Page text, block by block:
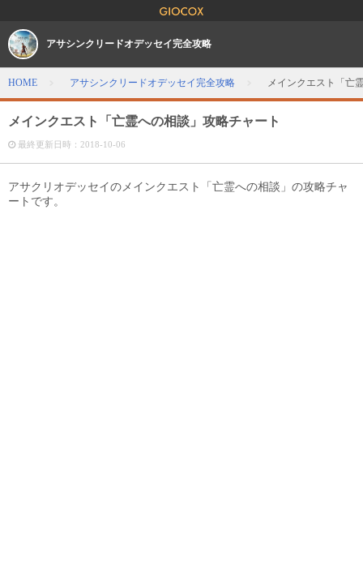
アサシンクリードオデッセイ完全攻略
HOME アサシンクリードオデッセイ完全攻略 メインクエスト「亡
メインクエスト「亡霊への相談」攻略チャート
最終更新日時： 2018-10-06
アサクリオデッセイのメインクエスト「亡霊への相談」の攻略チャ
ートです。